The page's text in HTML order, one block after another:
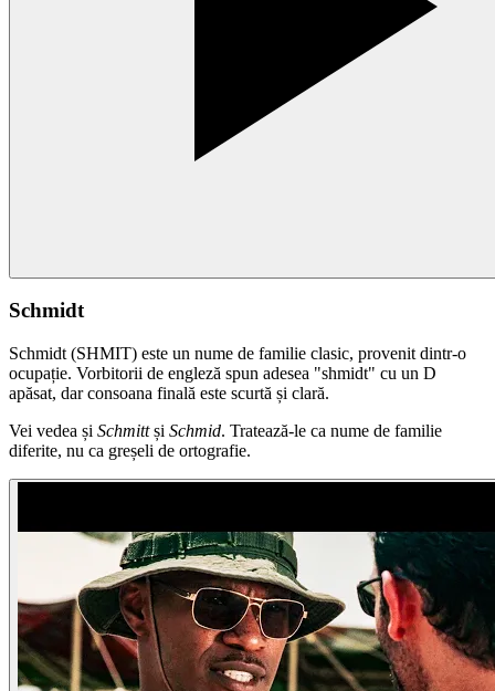
Schmidt
Schmidt (SHMIT) este un nume de familie clasic, provenit dintr-o
ocupație. Vorbitorii de engleză spun adesea "shmidt" cu un D
apăsat, dar consoana finală este scurtă și clară.
Vei vedea și Schmittși Schmid. Tratează-le ca nume de familie
diferite, nu ca greșeli de ortografie.